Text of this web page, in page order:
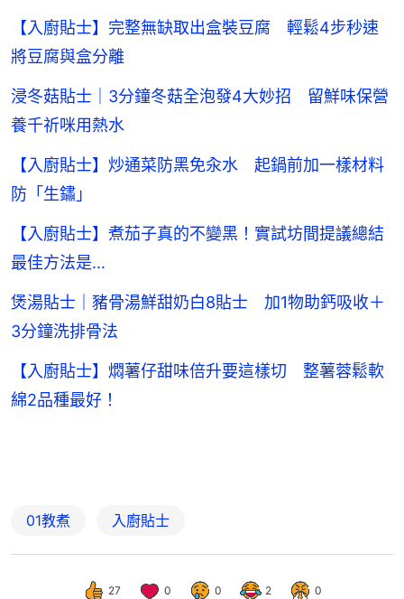
【入廚貼士】完整無缺取出盒裝豆腐 輕鬆4步秒速
將豆腐與盒分離
浸冬菇貼士｜3分鐘冬菇全泡發4大妙招 留鮮味保營
養千祈咪用熱水
【入廚貼士】炒通菜防黑免汆水 起鍋前加一樣材料
防「生鏽」
【入廚貼士】煮茄子真的不變黑！實試坊間提議總結
最佳方法是...
煲湯貼士｜豬骨湯鮮甜奶白8貼士 加1物助鈣吸收＋
3分鐘洗排骨法
【入廚貼士】燜薯仔甜味倍升要這樣切 整薯蓉鬆軟
綿2品種最好！
01教煮 入廚貼士
27 0 0 2 0